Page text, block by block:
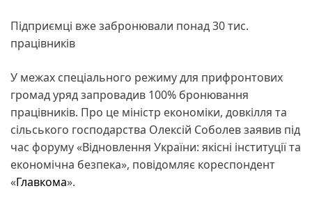
Підприємці вже забронювали понад 30 тис.
працівників
У межах спеціального режиму для прифронтових
громад уряд запровадив 100% бронювання
працівників. Про це міністр економіки, довкілля та
сільського господарства Олексій Соболев заявив під
час форуму «Відновлення України: якісні інституції та
економічна безпека», повідомляє кореспондент
«Главкома».